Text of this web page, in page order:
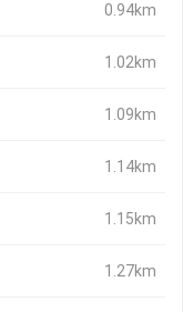
0.94km
1.02km
1.09km
1.14km
1.15km
1.27km